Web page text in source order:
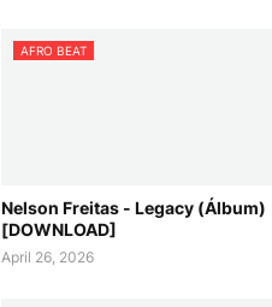
AFRO BEAT
Nelson Freitas - Legacy (Álbum)
[DOWNLOAD]
April 26, 2026